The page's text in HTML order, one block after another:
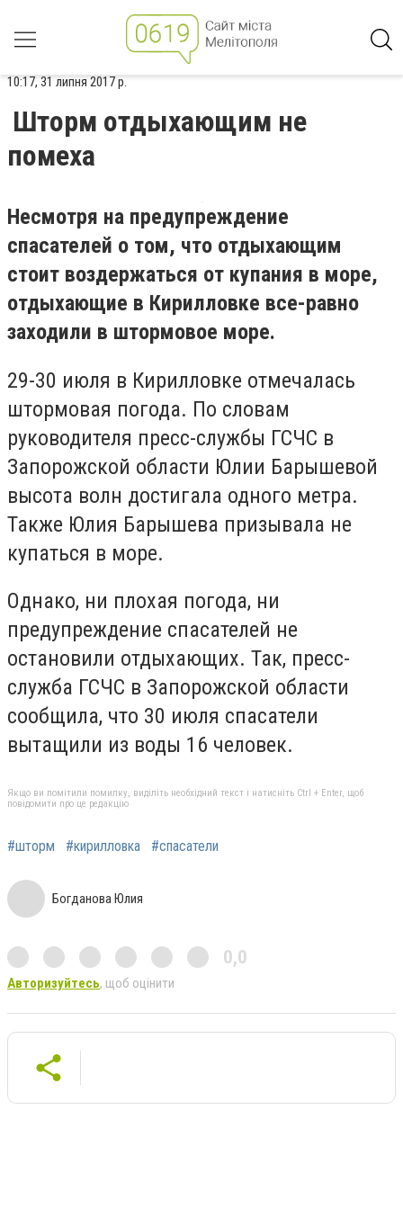
10:17, 31 липня 2017 р.
Шторм отдыхающим не
помеха
Несмотря на предупреждение
спасателей о том, что отдыхающим
стоит воздержаться от купания в море,
отдыхающие в Кирилловке все-равно
заходили в штормовое море.
29-30 июля в Кирилловке отмечалась
штормовая погода. По словам
руководителя пресс-службы ГСЧС в
Запорожской области Юлии Барышевой
высота волн достигала одного метра.
Также Юлия Барышева призывала не
купаться в море.
Однако, ни плохая погода, ни
предупреждение спасателей не
остановили отдыхающих. Так, пресс-
служба ГСЧС в Запорожской области
сообщила, что 30 июля спасатели
вытащили из воды 16 человек.
Якщо ви помітили помилку, виділіть необхідний текст і натисніть Ctrl + Enter, щоб
повідомити про це редакцію
#шторм #кирилловка #спасатели
Богданова Юлия
0,0
Авторизуйтесь, щоб оцінити